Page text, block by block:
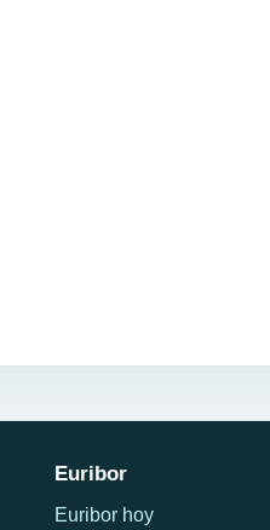
Euribor
Euribor hoy